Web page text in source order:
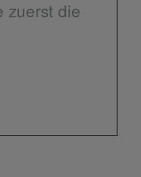
zuerst die